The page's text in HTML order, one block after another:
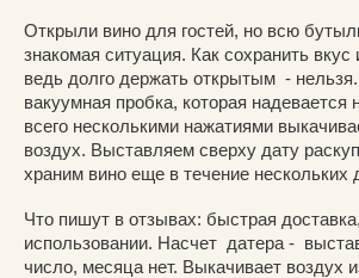
Открыли вино для гостей, но всю
знакомая ситуация. Как сохранить вкус
ведь долго держать открытым -
вакуумная пробка, которая надевается
всего несколькими нажатиями
воздух. Выставляем сверху дату
храним вино еще в течение нескольких
Что пишут в отзывах: быстрая
использовании. Насчет датера -
число, месяца нет. Выкачивает воздух